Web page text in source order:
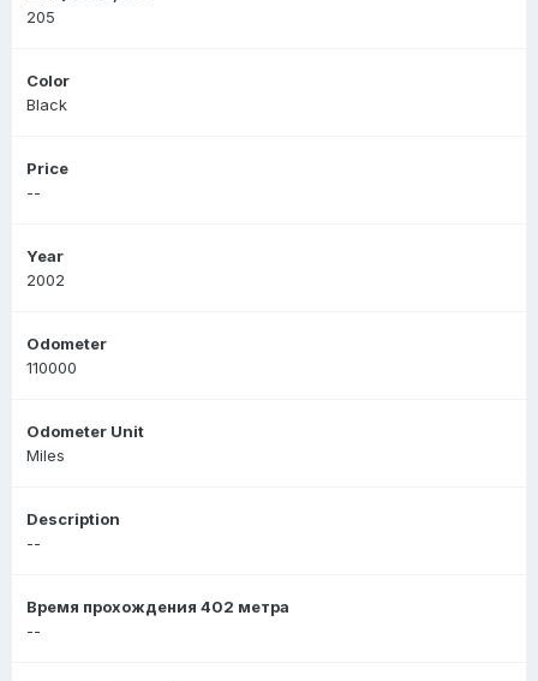
205
Color
Black
Price
--
Year
2002
Odometer
110000
Odometer Unit
Miles
Description
--
Время прохождения 402 метра
--